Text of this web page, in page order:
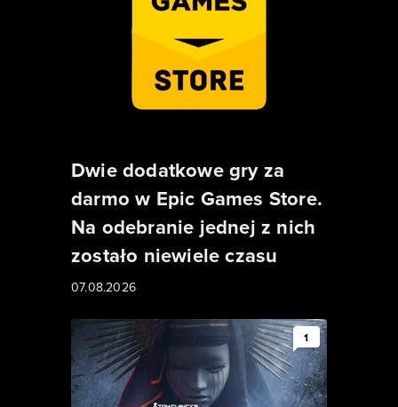
Dwie dodatkowe gry za
darmo w Epic Games Store.
Na odebranie jednej z nich
zostało niewiele czasu
07.08.2026
1